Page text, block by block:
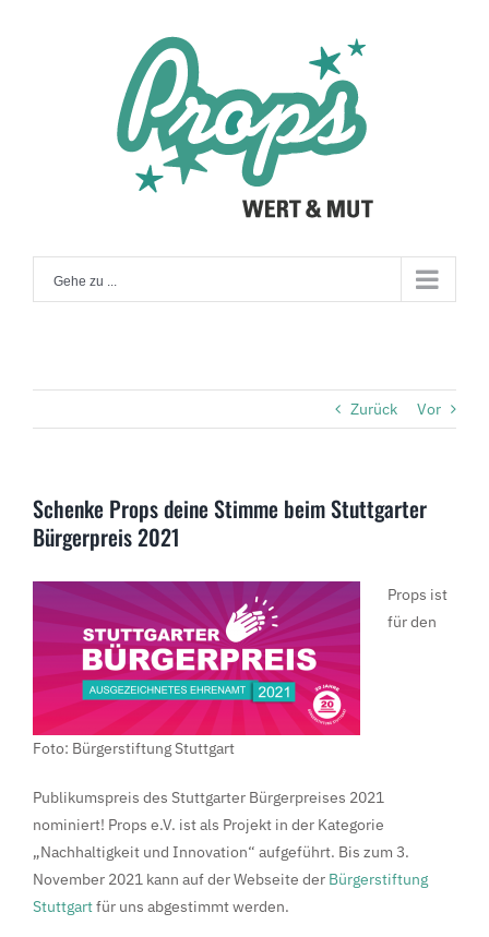
Gehe zu ...
Zurück Vor
Schenke Props deine Stimme beim Stuttgarter
Bürgerpreis 2021
Foto: Bürgerstiftung Stuttgart
Props ist
für den
Publikumspreis des Stuttgarter Bürgerpreises 2021
nominiert! Props e.V. ist als Projekt in der Kategorie
„Nachhaltigkeit und Innovation“ aufgeführt. Bis zum 3.
November 2021 kann auf der Webseite der Bürgerstiftung
Stuttgartfür uns abgestimmt werden.